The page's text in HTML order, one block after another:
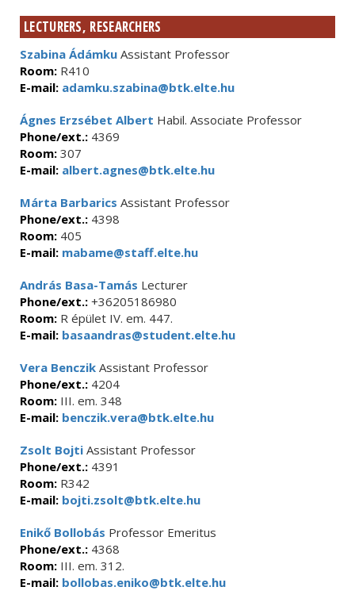
LECTURERS, RESEARCHERS
Szabina Ádámku Assistant Professor
Room: R410
E-mail: adamku.szabina@btk.elte.hu
Ágnes Erzsébet Albert Habil. Associate Professor
Phone/ext.: 4369
Room: 307
E-mail: albert.agnes@btk.elte.hu
Márta Barbarics Assistant Professor
Phone/ext.: 4398
Room: 405
E-mail: mabame@staff.elte.hu
András Basa-Tamás Lecturer
Phone/ext.: +36205186980
Room: R épület IV. em. 447.
E-mail: basaandras@student.elte.hu
Vera Benczik Assistant Professor
Phone/ext.: 4204
Room: III. em. 348
E-mail: benczik.vera@btk.elte.hu
Zsolt Bojti Assistant Professor
Phone/ext.: 4391
Room: R342
E-mail: bojti.zsolt@btk.elte.hu
Enikő Bollobás Professor Emeritus
Phone/ext.: 4368
Room: III. em. 312.
E-mail: bollobas.eniko@btk.elte.hu